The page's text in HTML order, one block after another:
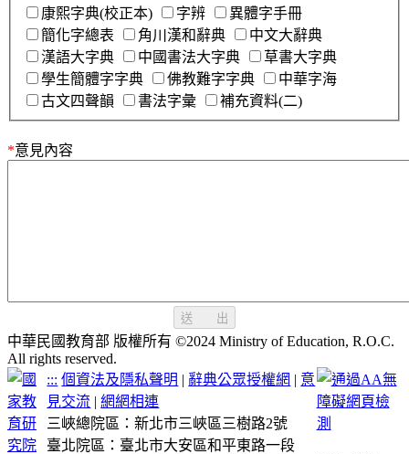
康熙字典(校正本)
字辨
異體字手冊
簡化字總表
角川漢和辭典
中文大辭典
漢語大字典
中國書法大字典
草書大字典
學生簡體字字典
佛教難字字典
中華字海
古文四聲韻
書法字彙 補充資料(二)
*意見內容
送 出
中華民國教育部 版權所有 ©2024 Ministry of Education, R.O.C.
All rights reserved.
::: 個資法及隱私聲明 | 辭典公眾授權網 | 意
見交流 |網網相連
三峽總院區：新北市三峽區三樹路2號
臺北院區：臺北市大安區和平東路一段